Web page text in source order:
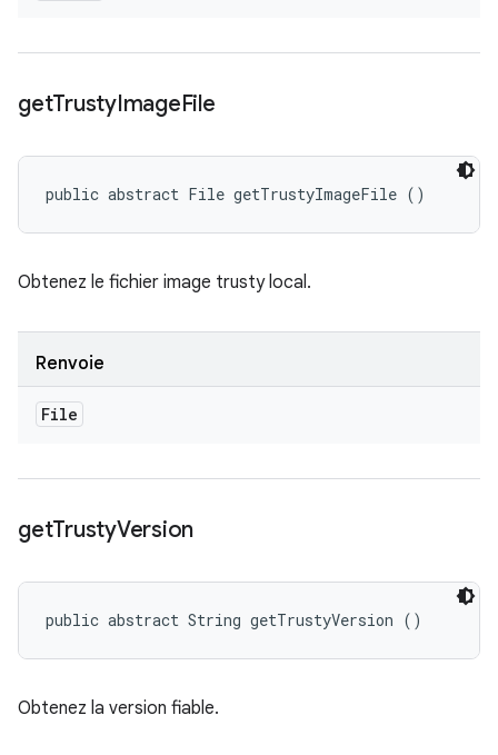
getTrustyImageFile
public abstract File getTrustyImageFile ()
Obtenez le fichier image trusty local.
Renvoie
File
getTrustyVersion
public abstract String getTrustyVersion ()
Obtenez la version fiable.